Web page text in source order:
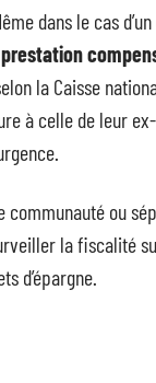
dans le cas d’un
prestation
la Caisse
à celle de leur
ou
la fiscalité
d’épargne.